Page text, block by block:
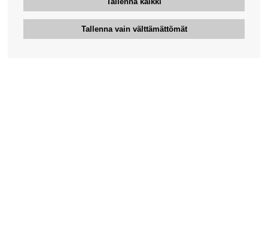
Tallenna vain välttämättömät